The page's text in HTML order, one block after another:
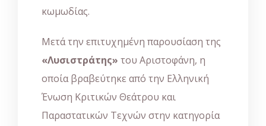
κωμωδίας.
Μετά την επιτυχημένη παρουσίαση της
«Λυσιστράτης» του Αριστοφάνη, η
οποία βραβεύτηκε από την Ελληνική
Ένωση Κριτικών Θεάτρου και
Παραστατικών Τεχνών στην κατηγορία